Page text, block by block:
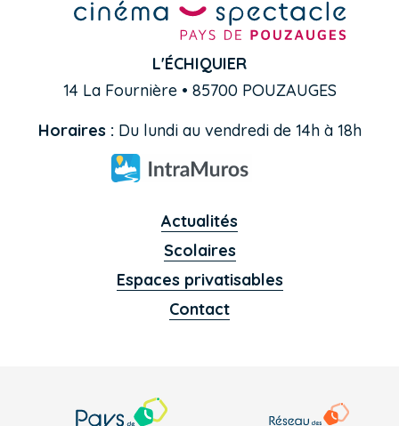
L'ÉCHIQUIER
14 La Fournière • 85700 POUZAUGES
Horaires : Du lundi au vendredi de 14h à 18h
Actualités
Scolaires
Espaces privatisables
Contact